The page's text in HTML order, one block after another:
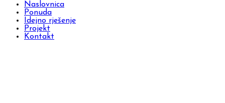
Naslovnica
Ponuda
Idejno rješenje
Projekt
Kontakt